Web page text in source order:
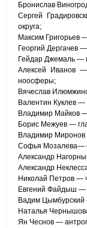
Бронислав
Сергей
округа;
Максим Григорьев
Георгий
Гейдар Джемаль —
Алексей Иванов —
ноосферы;
Вячеслав
Валентин Куклев —
Владимир Майков
Борис Межуев —
Владимир Миронов
Софья Мозалева—
Александр
Александр
Николай Петров —
Евгений Файдыш —
Вадим
Наталья
Ян Чеснов —